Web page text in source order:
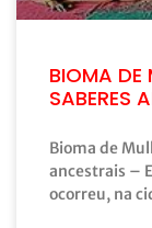
BIOMA DE
SABERES
Bioma de
ancestrais –
ocorreu, na